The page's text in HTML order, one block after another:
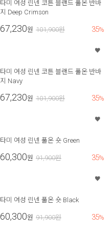
타미 여성 린넨 코튼 블랜드 풀온 반바
지 Deep Crimson
67,230원 101,900원 35%
타미 여성 린넨 코튼 블랜드 풀온 반바
지 Navy
67,230원 101,900원 35%
타미 여성 린넨 풀온 숏 Green
60,300원 91,900원 35%
타미 여성 린넨 풀온 숏 Black
60,300원 91,900원 35%